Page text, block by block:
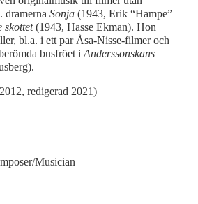
dramerna Sonja (1943, Erik “Hampe”
skottet(1943, Hasse Ekman). Hon
bl.a. i ett par Åsa-Nisse-filmer och
busfröet i Anderssonskans
redigerad 2021)
Musician